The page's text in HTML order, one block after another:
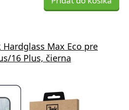
Max Eco pre
16 Plus, čierna